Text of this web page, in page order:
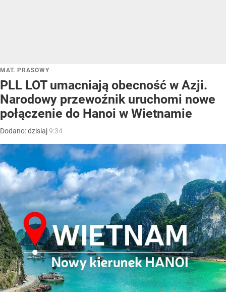
MAT. PRASOWY
PLL LOT umacniają obecność w Azji.
Narodowy przewoźnik uruchomi nowe
połączenie do Hanoi w Wietnamie
Dodano:dzisiaj9:34